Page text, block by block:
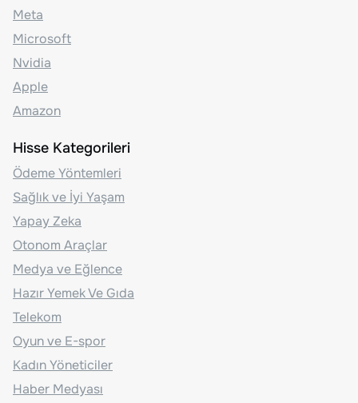
Meta
Microsoft
Nvidia
Apple
Amazon
Hisse Kategorileri
Ödeme Yöntemleri
Sağlık ve İyi Yaşam
Yapay Zeka
Otonom Araçlar
Medya ve Eğlence
Hazır Yemek Ve Gıda
Telekom
Oyun ve E-spor
Kadın Yöneticiler
Haber Medyası